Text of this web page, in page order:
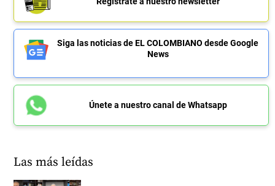
Siga las noticias de EL COLOMBIANO desde Google
News
Únete a nuestro canal de Whatsapp
Las más leídas